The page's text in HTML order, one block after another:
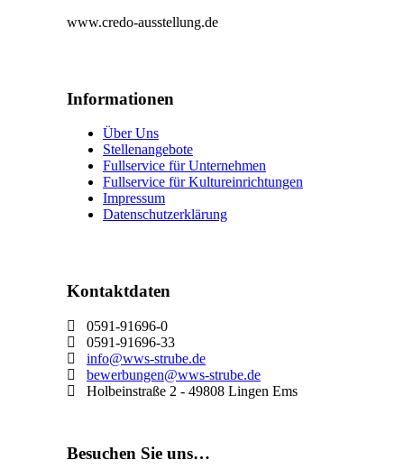
www.credo-ausstellung.de
Informationen
Über Uns
Stellenangebote
Fullservice für Unternehmen
Fullservice für Kultureinrichtungen
Impressum
Datenschutzerklärung
Kontaktdaten
0591-91696-0
0591-91696-33
info@wws-strube.de
bewerbungen@wws-strube.de
Holbeinstraße 2 - 49808 Lingen Ems
Besuchen Sie uns…